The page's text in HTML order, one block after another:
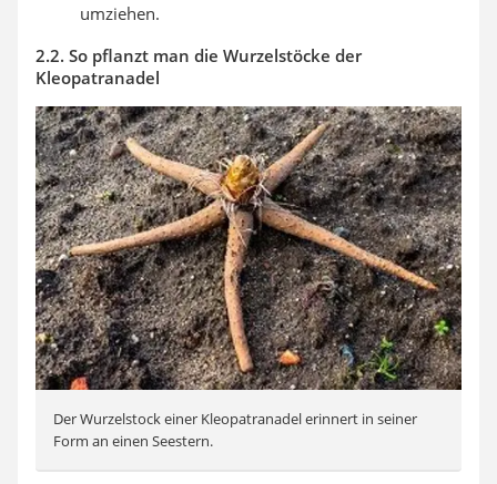
umziehen.
2.2. So pflanzt man die Wurzelstöcke der
Kleopatranadel
Der Wurzelstock einer Kleopatranadel erinnert in seiner
Form an einen Seestern.